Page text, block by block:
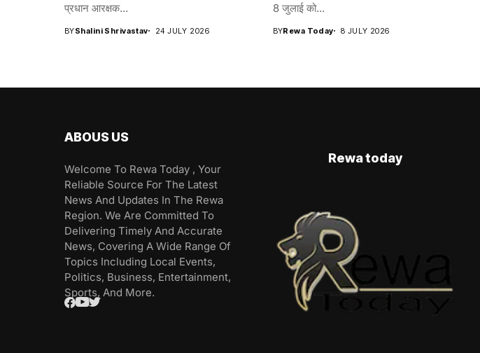
प्रधान आरक्षक...
BYShalini Shrivastav 24 JULY 2026
8 जुलाई को...
BYRewa Today 8 JULY 2026
ABOUS US
Welcome To Rewa Today , Your
Reliable Source For The Latest
News And Updates In The Rewa
Region. We Are Committed To
Delivering Timely And Accurate
News, Covering A Wide Range Of
Topics Including Local Events,
Politics, Business, Entertainment,
Sports, And More.
Rewa today